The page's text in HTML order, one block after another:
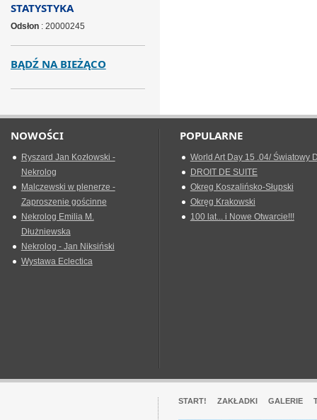
STATYSTYKA
Odsłon: 20000245
BĄDŹ NA BIEŻĄCO
NOWOŚCI
Ryszard Jan Kozłowski -
Nekrolog
Malczewski w plenerze -
Zaproszenie gościnne
Nekrolog Emilia M.
Dłużniewska
Nekrolog - Jan Niksiński
Wystawa Eclectica
POPULARNE
World Art Day 15 .04/ Światowy
DROIT DE SUITE
Okreg Koszalińsko-Słupski
Okręg Krakowski
100 lat... i Nowe Otwarcie!!!
START! ZAKŁADKI GALERIE